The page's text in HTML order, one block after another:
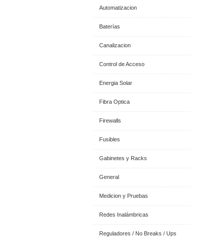
Automatizacion
Baterías
Canalizacion
Control de Acceso
Energia Solar
Fibra Optica
Firewalls
Fusibles
Gabinetes y Racks
General
Medicion y Pruebas
Redes Inalámbricas
Reguladores / No Breaks / Ups